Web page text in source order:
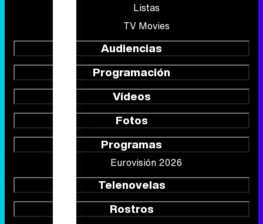
Listas
TV Movies
Audiencias
Programación
Vídeos
Fotos
Programas
Eurovisión 2026
Telenovelas
Rostros